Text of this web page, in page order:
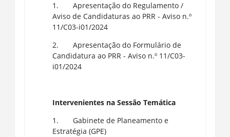
1. Apresentação do Regulamento /
Aviso de Candidaturas ao PRR - Aviso n.º
11/C03-i01/2024
2. Apresentação do Formulário de
Candidatura ao PRR - Aviso n.º 11/C03-
i01/2024
Intervenientes na Sessão Temática
1. Gabinete de Planeamento e
Estratégia (GPE)